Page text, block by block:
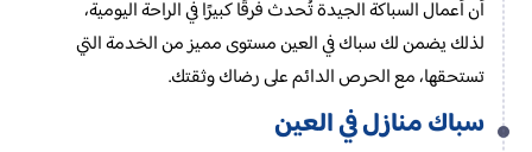
أن أعمال السباكة الجيدة تُحدث فرقًا كبيرًا في الراحة اليومية،
لذلك يضمن لك سباك في العين مستوى مميز من الخدمة التي
تستحقها، مع الحرص الدائم على رضاك وثقتك.
سباك منازل في العين